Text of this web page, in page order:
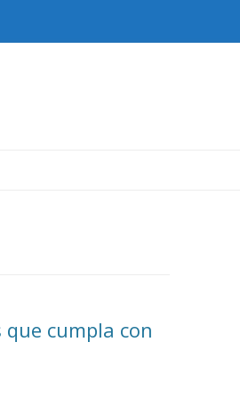
que cumpla con